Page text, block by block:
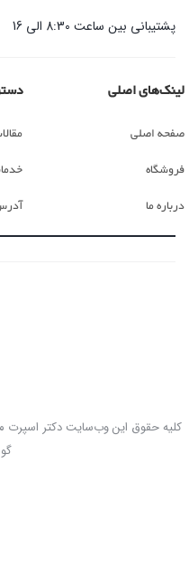
پشتیبانی بین ساعت 8:30 الی 16
لینک‌های اصلی
صفحه اصلی
فروشگاه
درباره ما
کلیه حقوق این وب‌سایت دکتر